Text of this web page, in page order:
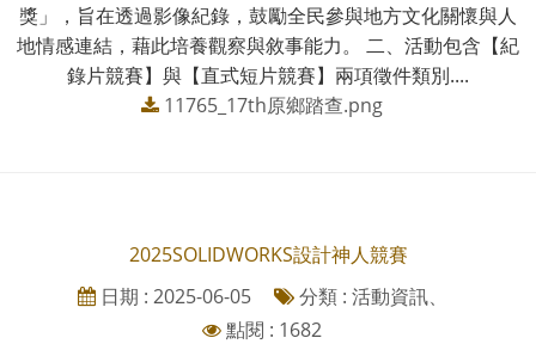
獎」，旨在透過影像紀錄，鼓勵全民參與地方文化關懷與人
地情感連結，藉此培養觀察與敘事能力。 二、活動包含【紀
錄片競賽】與【直式短片競賽】兩項徵件類別....
11765_17th原鄉踏查.png
2025SOLIDWORKS設計神人競賽
日期 : 2025-06-05
分類 : 活動資訊、
點閱 : 1682